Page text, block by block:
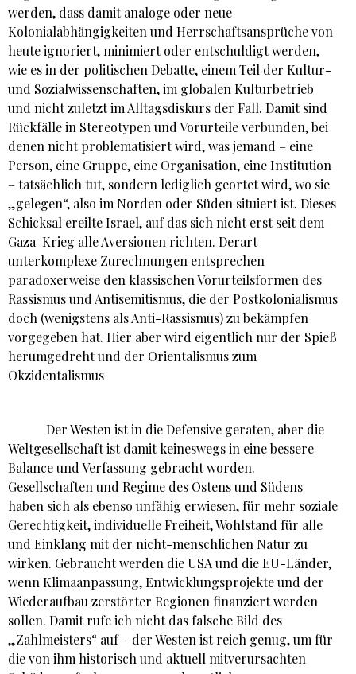
werden, dass damit analoge oder neue
Kolonialabhängigkeiten und Herrschaftsansprüche von
heute ignoriert, minimiert oder entschuldigt werden,
wie es in der politischen Debatte, einem Teil der Kultur-
und Sozialwissenschaften, im globalen Kulturbetrieb
und nicht zuletzt im Alltagsdiskurs der Fall. Damit sind
Rückfälle in Stereotypen und Vorurteile verbunden, bei
denen nicht problematisiert wird, was jemand – eine
Person, eine Gruppe, eine Organisation, eine Institution
– tatsächlich tut, sondern lediglich geortet wird, wo sie
„gelegen“, also im Norden oder Süden situiert ist. Dieses
Schicksal ereilte Israel, auf das sich nicht erst seit dem
Gaza-Krieg alle Aversionen richten. Derart
unterkomplexe Zurechnungen entsprechen
paradoxerweise den klassischen Vorurteilsformen des
Rassismus und Antisemitismus, die der Postkolonialismus
doch (wenigstens als Anti-Rassismus) zu bekämpfen
vorgegeben hat. Hier aber wird eigentlich nur der Spieß
herumgedreht und der Orientalismus zum
Okzidentalismus
Der Westen ist in die Defensive geraten, aber die
Weltgesellschaft ist damit keineswegs in eine bessere
Balance und Verfassung gebracht worden.
Gesellschaften und Regime des Ostens und Südens
haben sich als ebenso unfähig erwiesen, für mehr soziale
Gerechtigkeit, individuelle Freiheit, Wohlstand für alle
und Einklang mit der nicht-menschlichen Natur zu
wirken. Gebraucht werden die USA und die EU-Länder,
wenn Klimaanpassung, Entwicklungsprojekte und der
Wiederaufbau zerstörter Regionen finanziert werden
sollen. Damit rufe ich nicht das falsche Bild des
„Zahlmeisters“ auf – der Westen ist reich genug, um für
die von ihm historisch und aktuell mitverursachten